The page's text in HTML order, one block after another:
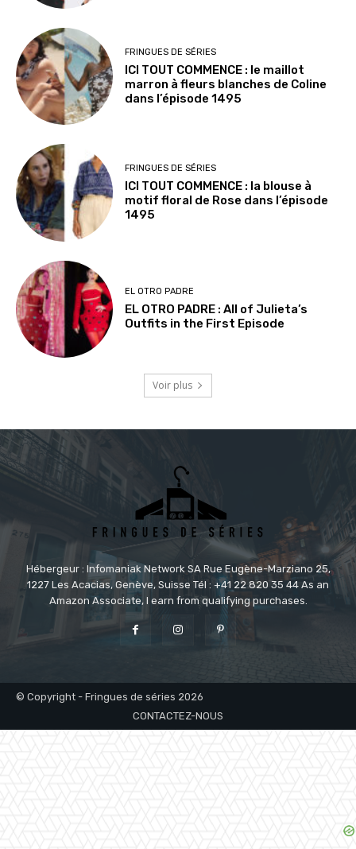
FRINGUES DE SÉRIES
ICI TOUT COMMENCE : le maillot
marron à fleurs blanches de Coline
dans l’épisode 1495
FRINGUES DE SÉRIES
ICI TOUT COMMENCE : la blouse à
motif floral de Rose dans l’épisode
1495
EL OTRO PADRE
EL OTRO PADRE : All of Julieta’s
Outfits in the First Episode
Voir plus
Hébergeur : Infomaniak Network SA Rue Eugène-Marziano 25,
1227 Les Acacias, Genève, Suisse Tél : +41 22 820 35 44 As an
Amazon Associate, I earn from qualifying purchases.
© Copyright - Fringues de séries 2026
CONTACTEZ-NOUS